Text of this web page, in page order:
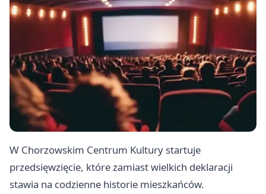
W Chorzowskim Centrum Kultury startuje
przedsięwzięcie, które zamiast wielkich deklaracji
stawia na codzienne historie mieszkańców.